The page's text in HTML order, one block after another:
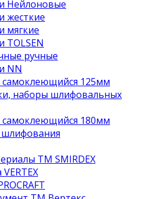
Нейлоновые
жесткие
мягкие
ручные
NN
самоклеющийся 125мм
наборы шлифовальных
самоклеющийся 180мм
ТМ SMIRDEX